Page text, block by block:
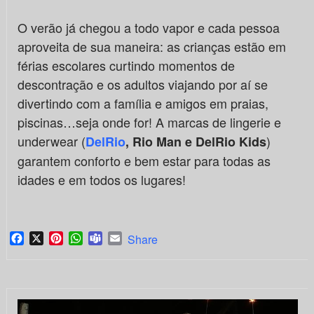
O verão já chegou a todo vapor e cada pessoa
aproveita de sua maneira: as crianças estão em
férias escolares curtindo momentos de
descontração e os adultos viajando por aí se
divertindo com a família e amigos em praias,
piscinas…seja onde for! A marcas de lingerie e
underwear (DelRio, Rio Man e DelRio Kids)
garantem conforto e bem estar para todas as
idades e em todos os lugares!
Facebook
X PinterestWhatsApp
TeamsEmail
Share